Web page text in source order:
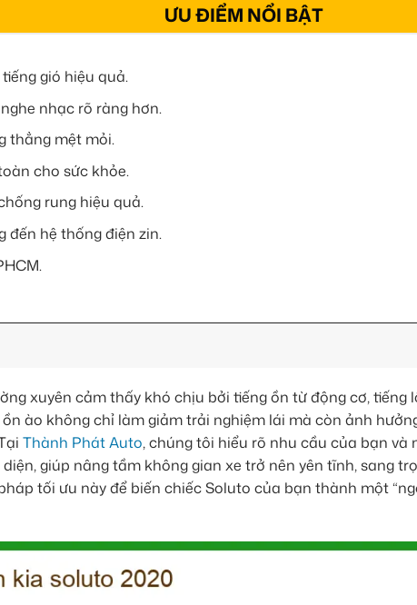
ƯU ĐIỂM NỔI BẬT
gió hiệu quả.
nhạc rõ ràng hơn.
thẳng mệt mỏi.
cho sức khỏe.
rung hiệu quả.
đến hệ thống điện zin.
xuyên cảm thấy khó chịu bởi tiếng ồn từ động cơ, tiếng
ào không chỉ làm giảm trải nghiệm lái mà còn ảnh
Thành Phát Auto, chúng tôi hiểu rõ nhu cầu của bạn và
giúp nâng tầm không gian xe trở nên yên tĩnh, sang
tối ưu này để biến chiếc Soluto của bạn thành một